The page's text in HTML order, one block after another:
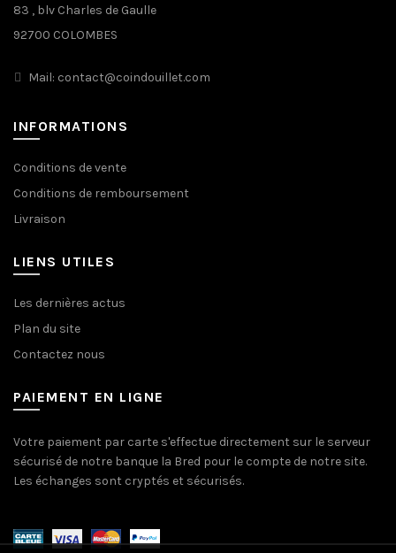
83 , blv Charles de Gaulle
92700 COLOMBES
Mail: contact@coindouillet.com
INFORMATIONS
Conditions de vente
Conditions de remboursement
Livraison
LIENS UTILES
Les dernières actus
Plan du site
Contactez nous
PAIEMENT EN LIGNE
Votre paiement par carte s'effectue directement sur le serveur
sécurisé de notre banque la Bred pour le compte de notre site.
Les échanges sont cryptés et sécurisés.